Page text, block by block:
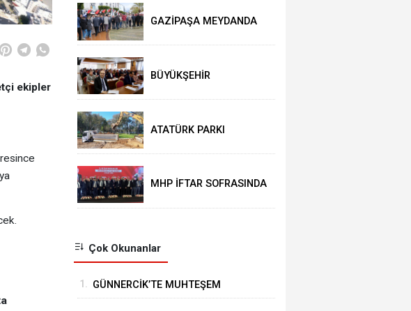
ekipler
GAZİPAŞA MEYDANDA
BÜYÜKŞEHİR
SEVİNCİ
ATATÜRK PARKI
MHP İFTAR SOFRASINDA
Çok Okunanlar
1. GÜNNERCİK’TE MUHTEŞEM